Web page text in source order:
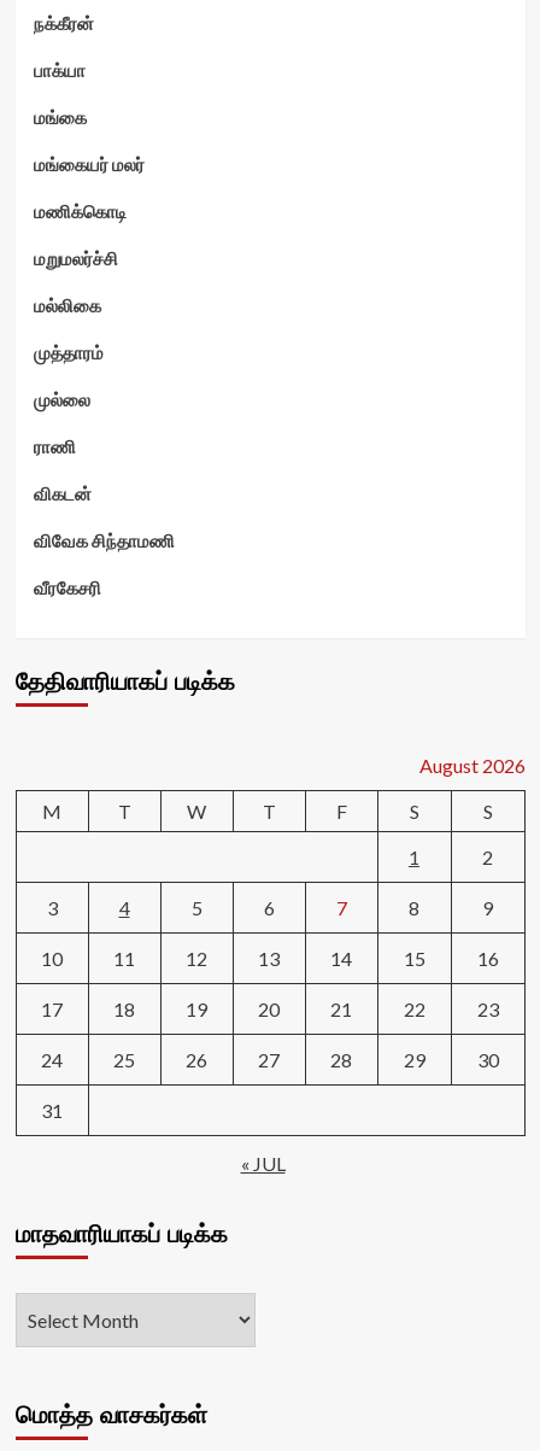
நக்கீரன்
பாக்யா
மங்கை
மங்கையர் மலர்
மணிக்கொடி
மறுமலர்ச்சி
மல்லிகை
முத்தாரம்
முல்லை
ராணி
விகடன்
விவேக சிந்தாமணி
வீரகேசரி
தேதிவாரியாகப் படிக்க
August 2026
M
T W T F S
S
1
2
3 4 5 6 7 8 9
10 11 12 13 14 15 16
17 18 19 20 21 22 23
24 25 26 27 28 29 30
31
« JUL
மாதவாரியாகப் படிக்க
மொத்த வாசகர்கள்